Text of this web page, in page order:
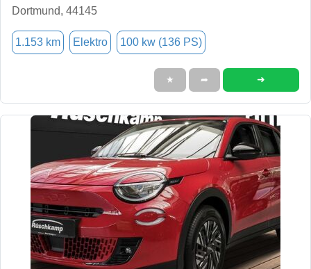
Dortmund, 44145
1.153 km Elektro 100 kw (136 PS)
★ ➦ ➜